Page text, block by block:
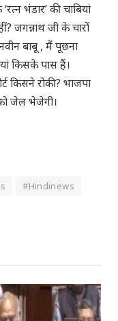
भंडार’ की चाबियां
जगन्नाथ जी के चारों
बाबू , मैं पूछना
किसके पास हैं।
किसने रोकी? भाजपा
को जेल भेजेगी।
#Hindinews